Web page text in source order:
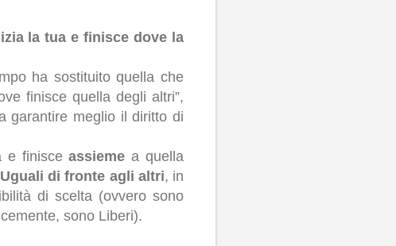
la tua e finisce dove la
ha sostituito quella che
finisce quella degli altri”,
garantire meglio il diritto di
e finisceassieme a quella
di fronte agli altri, in
di scelta (ovvero sono
sono Liberi).